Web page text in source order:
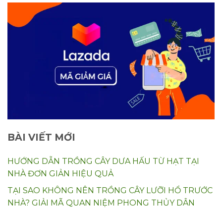
BÀI VIẾT MỚI
HƯỚNG DẪN TRỒNG CÂY DƯA HẤU TỪ HẠT TẠI
NHÀ ĐƠN GIẢN HIỆU QUẢ
TẠI SAO KHÔNG NÊN TRỒNG CÂY LƯỠI HỔ TRƯỚC
NHÀ? GIẢI MÃ QUAN NIỆM PHONG THỦY DÂN